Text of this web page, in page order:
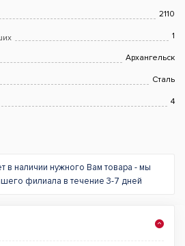
2110
1
Архангельск
Сталь
4
в наличии нужного Вам товара - мы
филиала в течение 3-7 дней